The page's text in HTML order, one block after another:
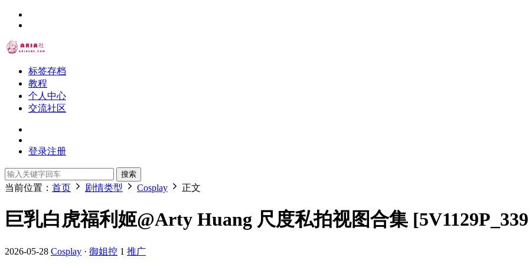
标签存档
教程
个人中心
交流社区
登录注册
搜索
当前位置： 首页 剧情类型 Cosplay 正文
巨乳白虎福利姬@Arty Huang 尺度私拍视图合集
2026-05-28 Cosplay · 御姐控 1 推广